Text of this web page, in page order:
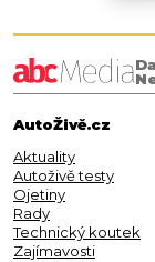
AutoŽivě.cz
Aktuality
Autoživě testy
Ojetiny
Rady
Technický koutek
Zajímavosti